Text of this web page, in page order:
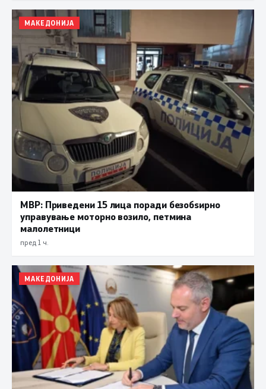
МАКЕДОНИЈА
МВР: Приведени 15 лица поради безобѕирно
управување моторно возило, петмина
малолетници
пред 1 ч.
МАКЕДОНИЈА